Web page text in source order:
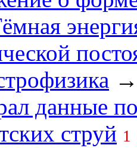
данные
струй 1